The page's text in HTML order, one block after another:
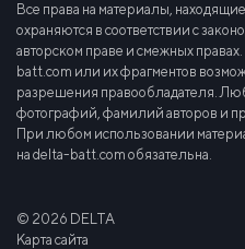
Все права на материалы,
охраняются в соответствии с
авторском праве и смежных
batt.com или их фрагментов
разрешения правообладателя.
фотографий, фамилий авторов и
При любом использовании
на delta-batt.com обязательна.
© 2026 DELTA
Карта сайта